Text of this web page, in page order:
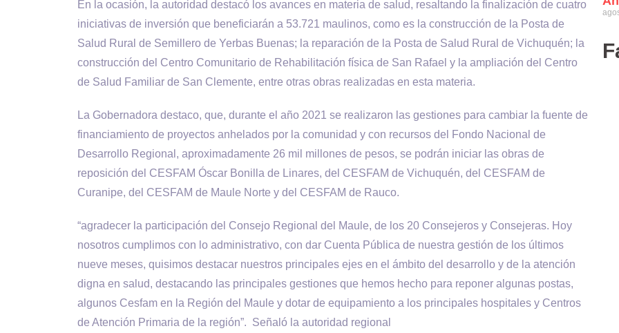
En la ocasión, la autoridad destacó los avances en materia de salud, resaltando la finalización de cuatro
iniciativas de inversión que beneficiarán a 53.721 maulinos, como es la construcción de la Posta de
Salud Rural de Semillero de Yerbas Buenas; la reparación de la Posta de Salud Rural de Vichuquén; la
construcción del Centro Comunitario de Rehabilitación física de San Rafael y la ampliación del Centro
de Salud Familiar de San Clemente, entre otras obras realizadas en esta materia.
La Gobernadora destaco, que, durante el año 2021 se realizaron las gestiones para cambiar la fuente de
financiamiento de proyectos anhelados por la comunidad y con recursos del Fondo Nacional de
Desarrollo Regional, aproximadamente 26 mil millones de pesos, se podrán iniciar las obras de
reposición del CESFAM Óscar Bonilla de Linares, del CESFAM de Vichuquén, del CESFAM de
Curanipe, del CESFAM de Maule Norte y del CESFAM de Rauco.
“agradecer la participación del Consejo Regional del Maule, de los 20 Consejeros y Consejeras. Hoy
nosotros cumplimos con lo administrativo, con dar Cuenta Pública de nuestra gestión de los últimos
nueve meses, quisimos destacar nuestros principales ejes en el ámbito del desarrollo y de la atención
digna en salud, destacando las principales gestiones que hemos hecho para reponer algunas postas,
algunos Cesfam en la Región del Maule y dotar de equipamiento a los principales hospitales y Centros
de Atención Primaria de la región”. Señaló la autoridad regional